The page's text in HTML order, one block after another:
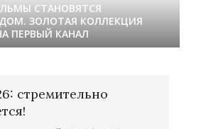
СТАНОВЯТСЯ
ЗОЛОТАЯ КОЛЛЕКЦИЯ
ПЕРВЫЙ КАНАЛ
стремительно